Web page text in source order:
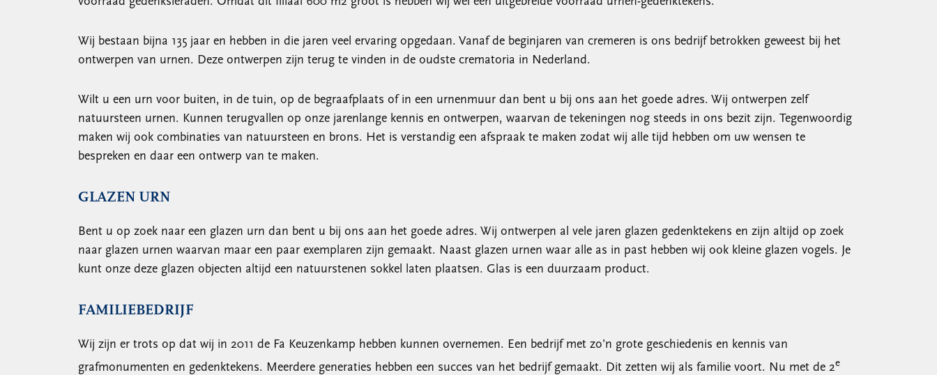
Wij bestaan bijna 135 jaar en hebben in die jaren veel ervaring opgedaan. Vanaf de beginjaren van cremeren is ons bedrijf betrokken geweest bij het
ontwerpen van urnen. Deze ontwerpen zijn terug te vinden in de oudste crematoria in Nederland.
Wilt u een urn voor buiten, in de tuin, op de begraafplaats of in een urnenmuur dan bent u bij ons aan het goede adres. Wij ontwerpen zelf
natuursteen urnen. Kunnen terugvallen op onze jarenlange kennis en ontwerpen, waarvan de tekeningen nog steeds in ons bezit zijn. Tegenwoordig
maken wij ook combinaties van natuursteen en brons. Het is verstandig een afspraak te maken zodat wij alle tijd hebben om uw wensen te
bespreken en daar een ontwerp van te maken.
GLAZEN URN
Bent u op zoek naar een glazen urn dan bent u bij ons aan het goede adres. Wij ontwerpen al vele jaren glazen gedenktekens en zijn altijd op zoek
naar glazen urnen waarvan maar een paar exemplaren zijn gemaakt. Naast glazen urnen waar alle as in past hebben wij ook kleine glazen vogels. Je
kunt onze deze glazen objecten altijd een natuurstenen sokkel laten plaatsen. Glas is een duurzaam product.
FAMILIEBEDRIJF
Wij zijn er trots op dat wij in 2011 de Fa Keuzenkamp hebben kunnen overnemen. Een bedrijf met zo’n grote geschiedenis en kennis van
grafmonumenten en gedenktekens. Meerdere generaties hebben een succes van het bedrijf gemaakt. Dit zetten wij als familie voort. Nu met de 2e